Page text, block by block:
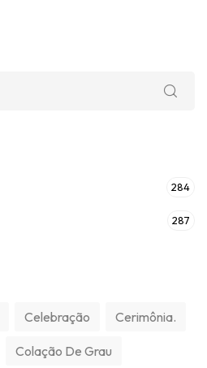
284
287
Celebração Cerimônia.
Colação De Grau